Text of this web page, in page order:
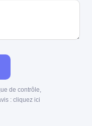
de contrôle,
: cliquez ici